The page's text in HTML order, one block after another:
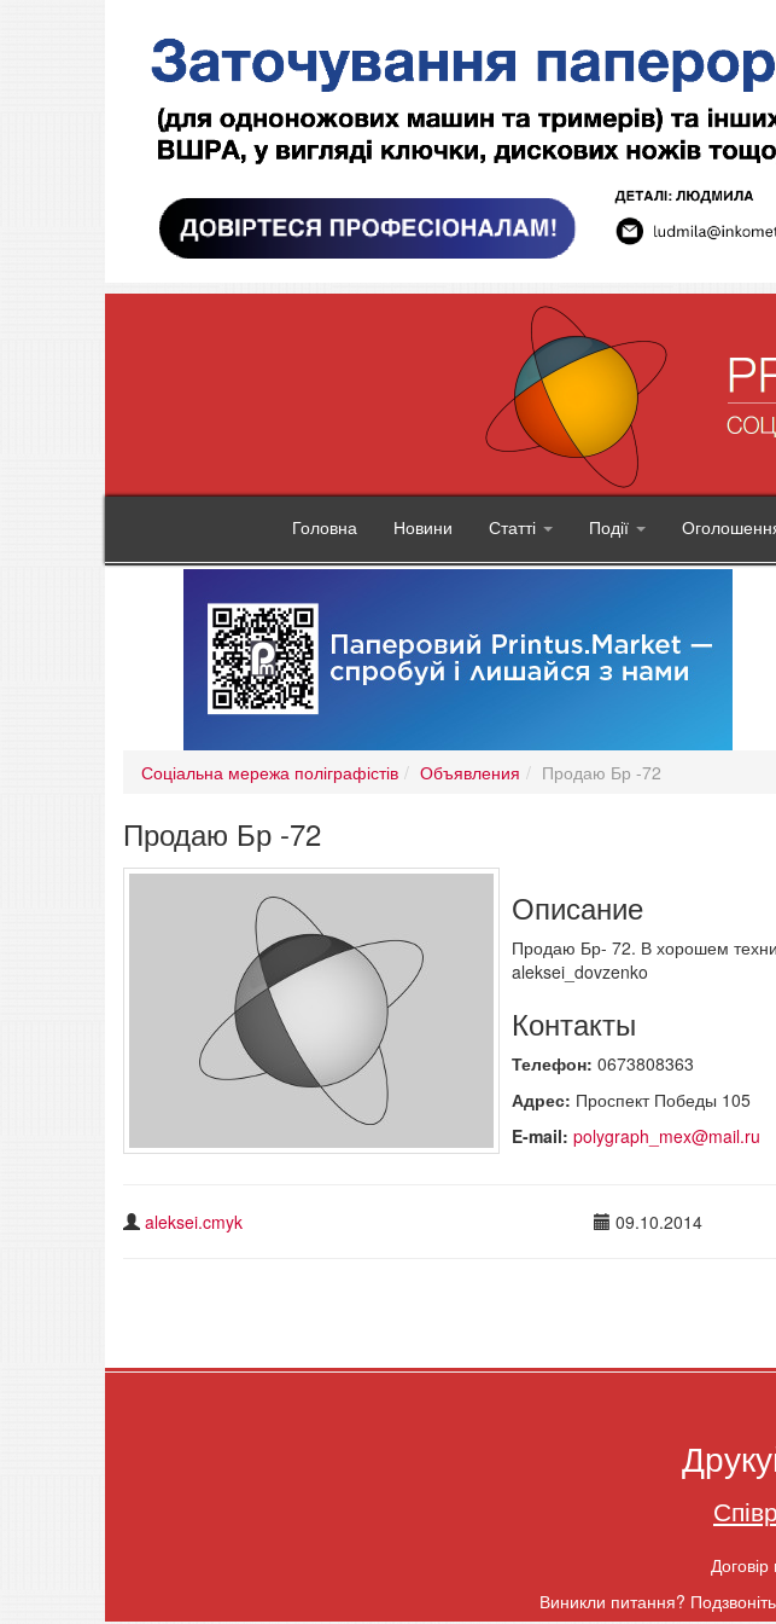
Головна Новини Статті Події
Соціальна мережа поліграфістів Объявления Продаю Бр -72
Продаю Бр -72
Описание
Продаю Бр- 72. В хорошем
aleksei_dovzenko
Контакты
Телефон: 0673808363
Адрес: Проспект Победы 105
E-mail: polygraph_mex@mail.ru
aleksei.cmyk 09.10.2014
Виникли питання?